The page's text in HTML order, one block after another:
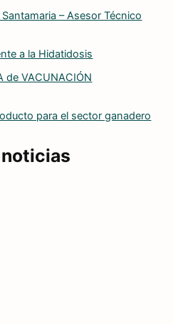
– Asesor Técnico
a la Hidatidosis
de VACUNACIÓN
para el sector ganadero